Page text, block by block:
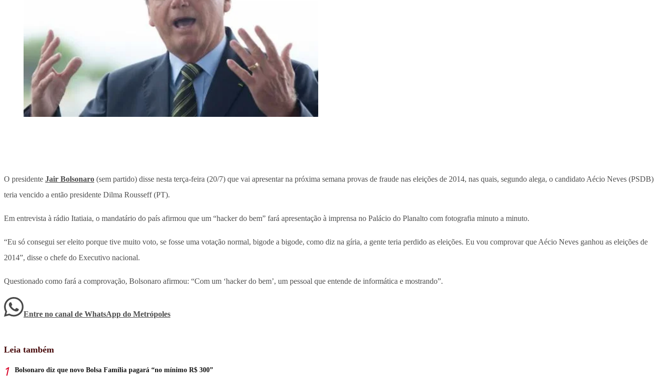
O presidente Jair Bolsonaro (sem partido) disse nesta terça-feira (20/7) que vai apresentar na próxima semana provas de fraude nas eleições de 2014, nas quais, segundo alega, o candidato Aécio Neves (PSDB)
teria vencido a então presidente Dilma Rousseff (PT).
Em entrevista à rádio Itatiaia, o mandatário do país afirmou que um “hacker do bem” fará apresentação à imprensa no Palácio do Planalto com fotografia minuto a minuto.
“Eu só consegui ser eleito porque tive muito voto, se fosse uma votação normal, bigode a bigode, como diz na gíria, a gente teria perdido as eleições. Eu vou comprovar que Aécio Neves ganhou as eleições de
2014”, disse o chefe do Executivo nacional.
Questionado como fará a comprovação, Bolsonaro afirmou: “Com um ‘hacker do bem’, um pessoal que entende de informática e mostrando”.
Entre no canal de WhatsApp do Metrópoles
Leia também
Bolsonaro diz que novo Bolsa Família pagará “no mínimo R$ 300”